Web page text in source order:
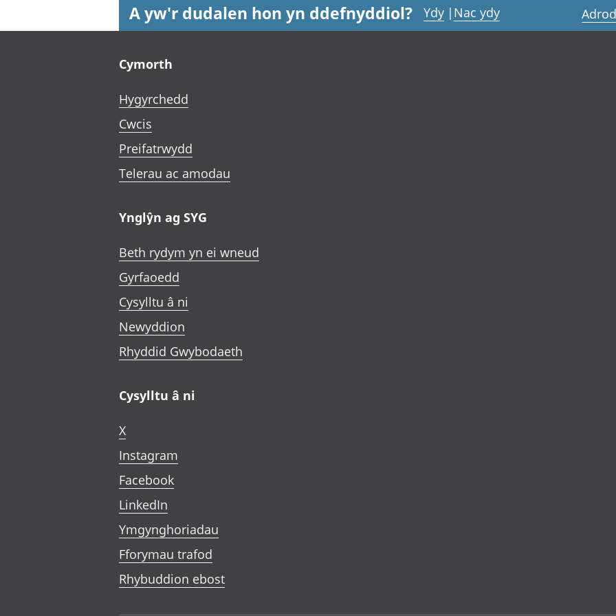
A yw'r dudalen hon yn ddefnyddiol? Ydy | Nac ydy
Cymorth
Hygyrchedd
Cwcis
Preifatrwydd
Telerau ac amodau
Ynglŷn ag SYG
Beth rydym yn ei wneud
Gyrfaoedd
Cysylltu â ni
Newyddion
Rhyddid Gwybodaeth
Cysylltu â ni
X
Instagram
Facebook
LinkedIn
Ymgynghoriadau
Fforymau trafod
Rhybuddion ebost